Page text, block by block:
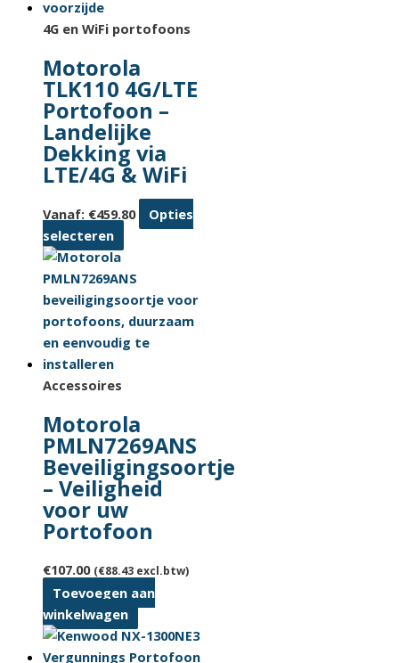
variaties.
optie
kan
gekozen
worden
op
de
productpagina
4G en WiFi portofoons
Motorola
TLK110 4G/LTE
Portofoon –
Landelijke
Dekking via
LTE/4G & WiFi
Vanaf: €459.80
Opties
selecteren
Dit
product
heeft
meerdere
variaties.
Deze
worden
op
de
productpagina
Accessoires
Motorola
PMLN7269ANS
Beveiligingsoortje
– Veiligheid
voor uw
Portofoon
€107.00 (€88.43 excl.btw)
Toevoegen aan
winkelwagen